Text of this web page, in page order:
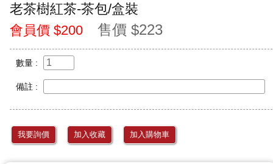
老茶樹紅茶-茶包/盒裝
會員價 $200 售價 $223
數量 :
備註 :
我要詢價 加入收藏 加入購物車